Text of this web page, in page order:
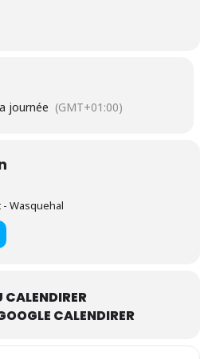
journée (GMT+01:00)
- Wasquehal
CALENDIRER